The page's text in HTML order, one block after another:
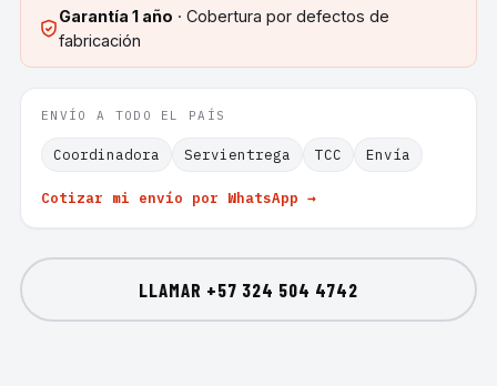
Garantía 1 año · Cobertura por defectos de
fabricación
ENVÍO A TODO EL PAÍS
Coordinadora Servientrega TCC Envía
Cotizar mi envío por WhatsApp →
LLAMAR +57 324 504 4742